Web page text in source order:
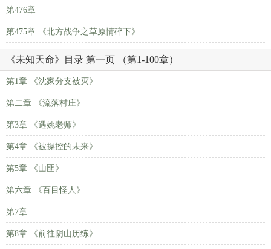
第476章
第475章 《北方战争之草原情碎下》
《未知天命》目录 第一页 （第1-100章）
第1章 《沈家分支被灭》
第二章 《流落村庄》
第3章 《遇姚老师》
第4章 《被操控的未来》
第5章 《山匪》
第六章 《百目怪人》
第7章
第8章 《前往阴山历练》